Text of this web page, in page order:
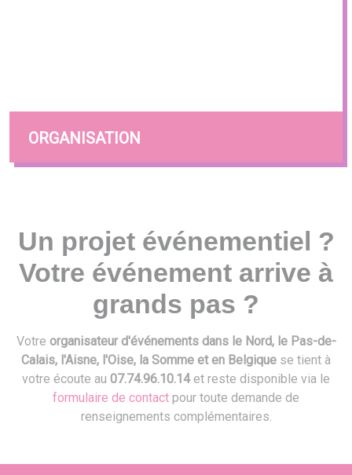
ORGANISATION
Un projet événementiel ?
Votre événement arrive à
grands pas ?
Votre organisateur d'événements dans le Nord, le Pas-de-
Calais, l'Aisne, l'Oise, la Somme et en Belgique se tient à
votre écoute au 07.74.96.10.14et reste disponible via le
formulaire de contact pour toute demande de
renseignements complémentaires.